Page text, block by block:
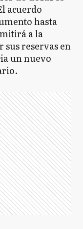
acuerdo
hasta
a la
reservas en
un nuevo